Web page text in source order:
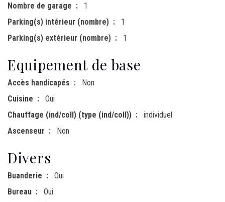
Nombre de garage
1
Parking(s) intérieur (nombre)
1
Parking(s) extérieur (nombre)
1
Equipement de base
Accès handicapés
Non
Cuisine
Oui
Chauffage (ind/coll) (type (ind/coll))
individuel
Ascenseur
Non
Divers
Buanderie
Oui
Bureau
Oui